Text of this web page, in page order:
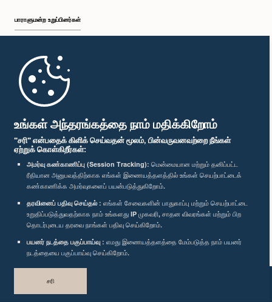
உங்கள் அந்தரங்கத்தை நாம் மதிக்கிறோம்
"சரி" என்பதைக் கிளிக் செய்வதன் மூலம், பின்வருவனவற்றை நீங்கள்
ஏற்றுக் கொள்கிறீர்கள்:
அமர்வு கண்காணிப்பு (Session Tracking): மென்மையான மற்றும் தனிப்பட்ட
ரீதியான அனுபவத்திற்காக எங்கள் இணையத்தளத்தில் உங்கள் செயற்பாட்டைக்
கண்காணிக்க அமர்வுகளைப் பயன்படுத்துகிறோம்.
தரவினைப் பதிவு செய்தல் : எங்கள் சேவைகளின் பாதுகாப்பு மற்றும் செயற்பாட்டை
உறுதிப்படுத்துவதற்காக நாம் உங்களது IP முகவரி, சாதன விவரங்கள் மற்றும் பிற
தொடர்புடைய தரவை நாங்கள் பதிவு செய்கிறோம்.
பயனர் நடத்தை பகுப்பாய்வு : எமது இணையத்தளத்தை மேம்படுத்த நாம் பயனர்
நடத்தையை பகுப்பாய்வு செய்கிறோம்.
சரி
பாராளுமன்ற உறுப்பினர்கள்
முதற்பக்கம்
பாராளுமன்ற கையடக்க செயலி
எம்மை பின்தொடர்க :
விருதுகள்
தனியுரிமைக் கொள்கை